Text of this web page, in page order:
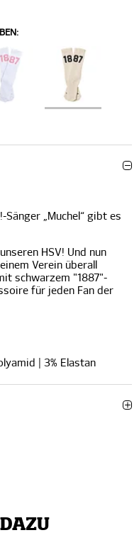
Sänger „Muchel“ gibt es
HSV! Und nun
Verein überall
schwarzem "1887"-
für jeden Fan der
| 3% Elastan